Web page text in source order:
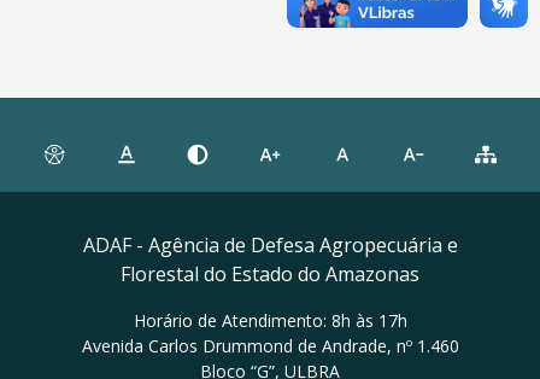
ADAF - Agência de Defesa Agropecuária e
Florestal do Estado do Amazonas
Horário de Atendimento: 8h às 17h
Avenida Carlos Drummond de Andrade, nº 1.460
Bloco “G”, ULBRA